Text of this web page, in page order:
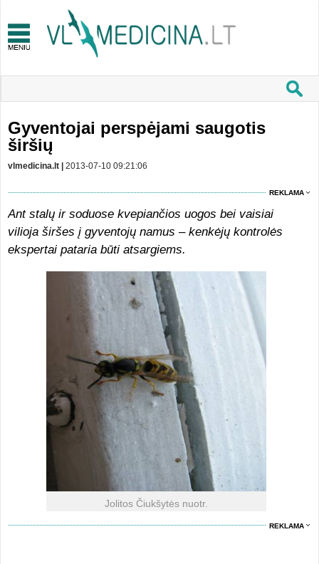
Gyventojai perspėjami saugotis
širšių
vlmedicina.lt | 2013-07-10 09:21:06
REKLAMA
Ant stalų ir soduose kvepiančios uogos bei vaisiai
vilioja širšes į gyventojų namus – kenkėjų kontrolės
ekspertai pataria būti atsargiems.
Jolitos Čiukšytės nuotr.
REKLAMA